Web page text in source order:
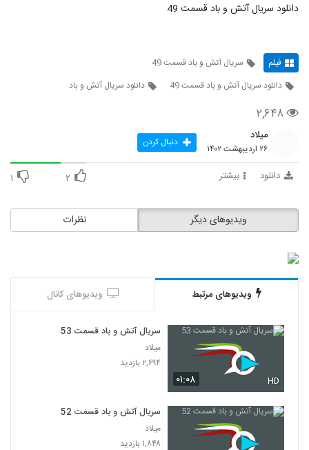
دانلود سریال آتش و باد قسمت 49
فیلم
سریال آتش و باد قسمت 49
دانلود سریال آتش و باد قسمت 49
دانلود سریال آتش و باد
۲,۶۴۸
میلاد
۲۶ اردیبهشت ۱۴۰۲ دنبال کردن
دانلود بیشتر ۲ ۱
نظرات ویدیوهای دیگر
ویدیوهای مرتبط ویدیوهای کانال
۰۱:۰۸ HD
سریال آتش و باد قسمت 53
میلاد
۲,۶۹۴ بازدید
سریال آتش و باد قسمت 52
میلاد
۱,۸۴۸ بازدید